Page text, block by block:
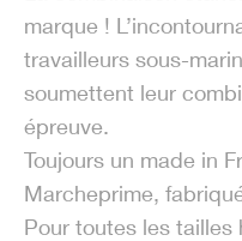
marque !
travailleurs sous-
soumettent leur
épreuve.
Toujours un made in
Marcheprime,
Pour toutes les